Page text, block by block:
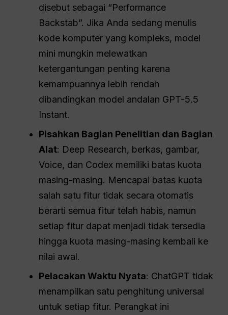
disebut sebagai “Performance
Backstab”. Jika Anda sedang menulis
kode komputer yang kompleks, model
mini mungkin melewatkan
ketergantungan penting karena
kemampuannya lebih rendah
dibandingkan model andalan GPT-5.5
Instant.
Pisahkan Bagian Penelitian dan Bagian
Alat: Deep Research, berkas, gambar,
Voice, dan Codex memiliki batas kuota
masing-masing. Mencapai batas kuota
salah satu fitur tidak secara otomatis
berarti semua fitur telah habis, namun
setiap fitur dapat menjadi tidak tersedia
hingga kuota masing-masing kembali ke
nilai awal.
Pelacakan Waktu Nyata: ChatGPT tidak
menampilkan satu penghitung universal
untuk setiap fitur. Perangkat ini